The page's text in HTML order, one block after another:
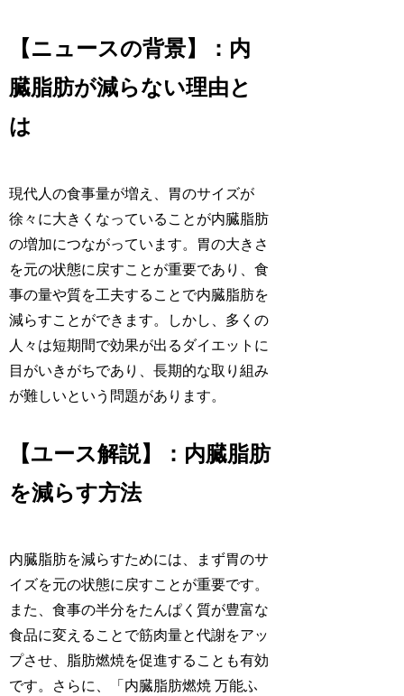
【ニュースの背景】：内
臓脂肪が減らない理由と
は
現代人の食事量が増え、胃のサイズが
徐々に大きくなっていることが内臓脂肪
の増加につながっています。胃の大きさ
を元の状態に戻すことが重要であり、食
事の量や質を工夫することで内臓脂肪を
減らすことができます。しかし、多くの
人々は短期間で効果が出るダイエットに
目がいきがちであり、長期的な取り組み
が難しいという問題があります。
【ユース解説】：内臓脂肪
を減らす方法
内臓脂肪を減らすためには、まず胃のサ
イズを元の状態に戻すことが重要です。
また、食事の半分をたんぱく質が豊富な
食品に変えることで筋肉量と代謝をアッ
プさせ、脂肪燃焼を促進することも有効
です。さらに、「内臓脂肪燃焼 万能ふ